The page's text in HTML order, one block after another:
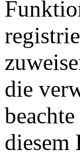
die
diesem